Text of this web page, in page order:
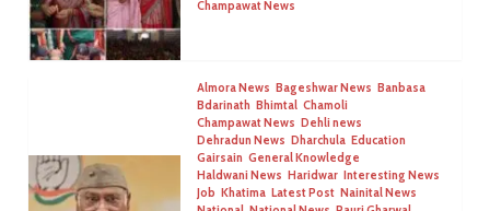
Champawat News
Almora News Bageshwar News Banbasa
Bdarinath Bhimtal Chamoli
Champawat News Dehli news
Dehradun News Dharchula Education
Gairsain General Knowledge
Haldwani News Haridwar Interesting News
Job Khatima Latest Post Nainital News